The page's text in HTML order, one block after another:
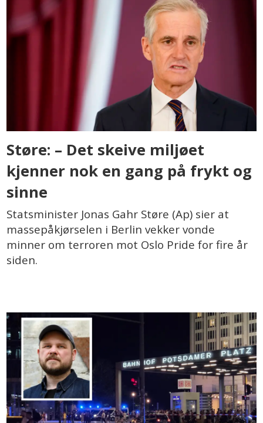
Støre: – Det skeive miljøet
kjenner nok en gang på frykt og
sinne
Statsminister Jonas Gahr Støre (Ap) sier at
massepåkjørselen i Berlin vekker vonde
minner om terroren mot Oslo Pride for fire år
siden.